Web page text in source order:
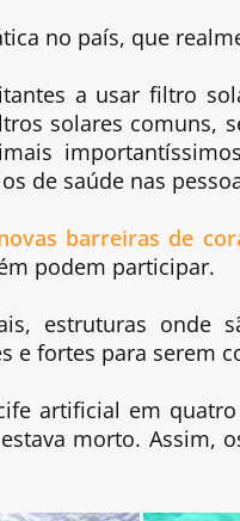
no país, que
a usar filtro
solares comuns,
de saúde nas
barreiras de
podem participar.
estruturas onde
e fortes para serem
artificial em
morto. Assim,